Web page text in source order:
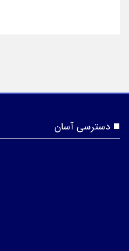
دسترسی آسان